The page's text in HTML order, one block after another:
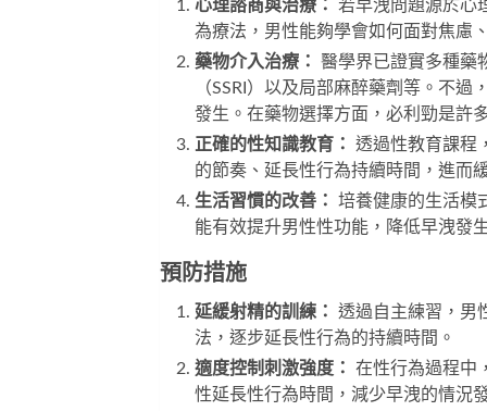
心理諮商與治療：
若早洩問題源於心
為療法，男性能夠學會如何面對焦慮
藥物介入治療：
醫學界已證實多種藥
（SSRI）以及局部麻醉藥劑等。不
發生。在藥物選擇方面， 必利勁是許
正確的性知識教育：
透過性教育課程
的節奏、延長性行為持續時間，進而
生活習慣的改善：
培養健康的生活模
能有效提升男性性功能，降低早洩發
預防措施
延緩射精的訓練：
透過自主練習，男
法，逐步延長性行為的持續時間。
適度控制刺激強度：
在性行為過程中
性延長性行為時間，減少早洩的情況